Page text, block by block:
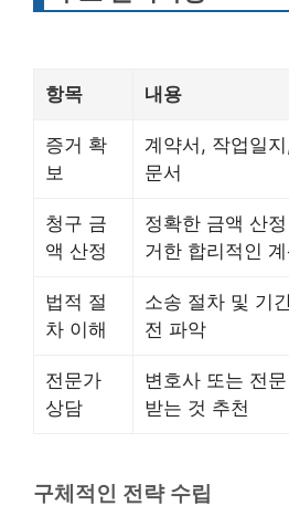
항목 내용
증거 확
보
계약서, 작업일
문서
청구 금
액 산정
정확한 금액 산
거한 합리적인
법적 절
차 이해
소송 절차 및 기
전 파악
전문가
상담
변호사 또는 전
받는 것 추천
구체적인 전략 수립